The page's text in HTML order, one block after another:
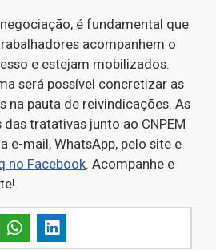
é fundamental que
acompanhem o
e estejam mobilizados.
será possível concretizar as
na pauta de reivindicações. As
tratativas junto ao CNPEM
e-mail, WhatsApp, pelo site e
no Facebook. Acompanhe e